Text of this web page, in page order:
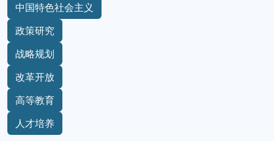
中国特色社会主义
政策研究
战略规划
改革开放
高等教育
人才培养